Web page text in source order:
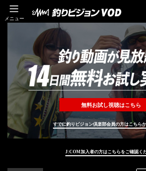
メニュー
無料お試し視聴はこちら
すでに釣りビジョン倶楽部会員の方はこちら
J:COM加入者の方はこちらをご確認く